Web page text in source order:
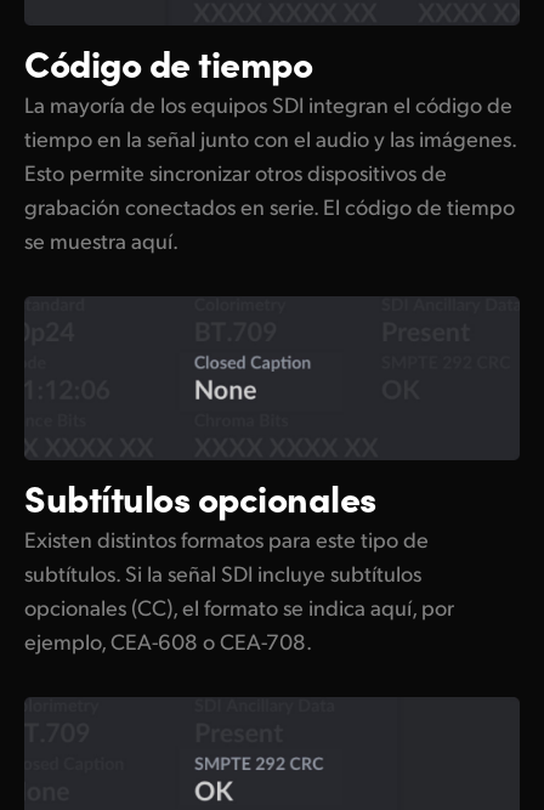
Código de tiempo
La mayoría de los equipos SDI integran el código de
tiempo en la señal junto con el audio y las imágenes.
Esto permite sincronizar otros dispositivos de
grabación conectados en serie. El código de tiempo
se muestra aquí.
Subtítulos opcionales
Existen distintos formatos para este tipo de
subtítulos. Si la señal SDI incluye subtítulos
opcionales (CC), el formato se indica aquí, por
ejemplo, CEA-608 o CEA-708.